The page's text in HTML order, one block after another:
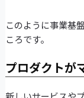
このように事業基
ころです。
プロダクトが